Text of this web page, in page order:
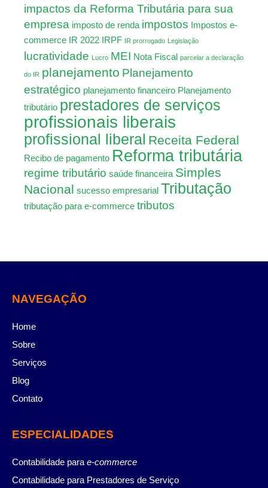
impactos da Reforma Tributária para sua
empresa imposto de renda impostos Impostos e-
commerce IR 2022 IRPF IR prorrogado Legislação
lucratividade Lucro MEI Nota Fiscal parcelar a declaração
do IR planejamento Planejamento
estratégico planejamento financeiro Planejamento
tributário prestadores de serviços
profissionais liberais
profissional liberal Receita Federal
Recibo de pagamento Reforma tributária
regime tributário saúde financeira Simples
Nacional sucesso empresarial Tributação
tributação para e-commerce tributos
NAVEGAÇÃO
Home
Sobre
Serviços
Blog
Contato
ESPECIALIDADES
Contabilidade parae-commerce
Contabilidade para Prestadores de Serviço